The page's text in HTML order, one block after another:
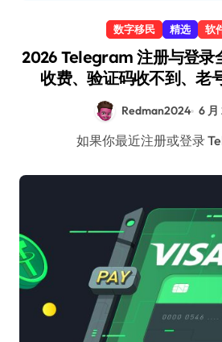
数字移民 精选 软
2026 Telegram 注册与登录
收费、验证码收不到、老
Redman2024 6
如果你最近注册或登录